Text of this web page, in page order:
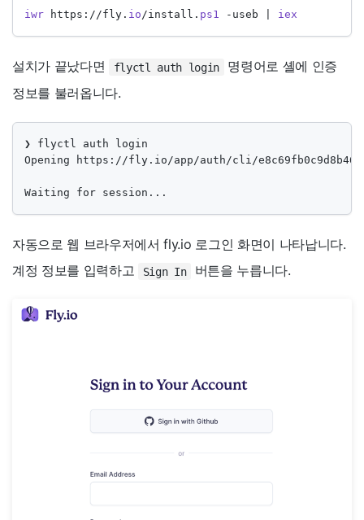
iwr https ://fly . io/install . ps1 - useb iex
설치가 끝났다면 flyctl auth login
명령어로 셸에 인증
정보를 불러옵니다.
❯ flyctl auth login
Opening https://fly.io/app/auth/cli/
Waiting for session...
자동으로 웹 브라우저에서 fly.io 로그인 화면이 나타납니다.
계정 정보를 입력하고
Sign In 버튼을 누릅니다.